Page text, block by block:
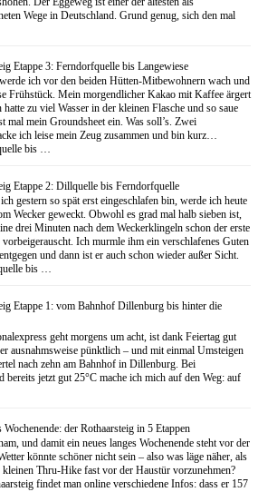
Wege in Deutschland. Grund genug, sich den mal
Etappe 3: Ferndorfquelle bis Langewiese
ich vor den beiden Hütten-Mitbewohnern wach und
Frühstück. Mein morgendlicher Kakao mit Kaffee ärgert
hatte zu viel Wasser in der kleinen Flasche und so saue
mal mein Groundsheet ein. Was soll’s. Zwei
ich leise mein Zeug zusammen und bin kurz…
bis …
Etappe 2: Dillquelle bis Ferndorfquelle
gestern so spät erst eingeschlafen bin, werde ich heute
Wecker geweckt. Obwohl es grad mal halb sieben ist,
drei Minuten nach dem Weckerklingeln schon der erste
vorbeigerauscht. Ich murmle ihm ein verschlafenes Guten
und dann ist er auch schon wieder außer Sicht.
bis …
Etappe 1: vom Bahnhof Dillenburg bis hinter die
geht morgens um acht, ist dank Feiertag gut
ausnahmsweise pünktlich – und mit einmal Umsteigen
nach zehn am Bahnhof in Dillenburg. Bei
bereits jetzt gut 25°C mache ich mich auf den Weg: auf
Wochenende: der Rothaarsteig in 5 Etappen
und damit ein neues langes Wochenende steht vor der
könnte schöner nicht sein – also was läge näher, als
kleinen Thru-Hike fast vor der Haustür vorzunehmen?
findet man online verschiedene Infos: dass er 157